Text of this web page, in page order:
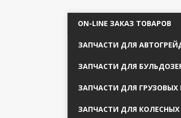
ON-LINE ЗАКАЗ ТОВАРОВ
ЗАПЧАСТИ ДЛЯ
ЗАПЧАСТИ ДЛЯ
ЗАПЧАСТИ ДЛЯ
ЗАПЧАСТИ ДЛЯ КОЛЕСНЫХ